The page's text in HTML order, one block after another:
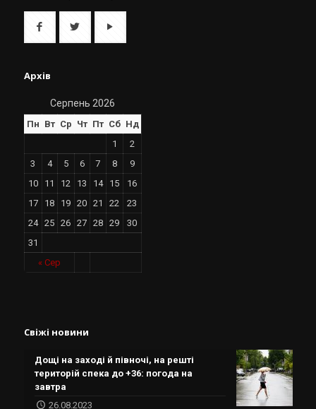
Архів
Серпень 2026
Пн Вт Ср Чт Пт Сб Нд
« Сер
1
2
3
4 5 6 7 8
9
10
11 12 13 14 15
16
17
18 19 20 21 22
23
24
25 26 27 28 29
30
31
Свіжі новини
Дощі на заході й півночі, на решті
територій спека до +36: погода на
завтра
26.08.2023